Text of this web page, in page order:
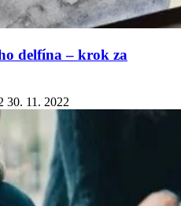
delfína – krok za
30. 11. 2022